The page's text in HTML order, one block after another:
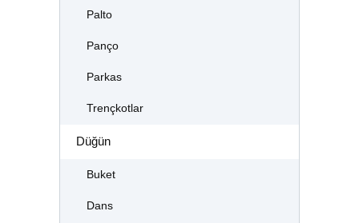
Palto
Panço
Parkas
Trençkotlar
Düğün
Buket
Dans